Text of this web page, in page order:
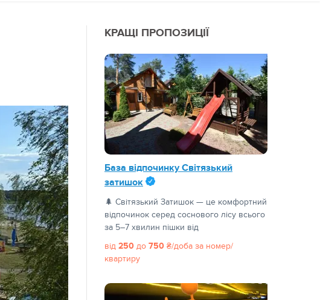
КРАЩІ ПРОПОЗИЦІЇ
База відпочинку Світязький
затишок
🌲 Світязький Затишок — це комфортний
відпочинок серед соснового лісу всього
за 5–7 хвилин пішки від
від 250 до 750 ₴/доба за номер/
квартиру